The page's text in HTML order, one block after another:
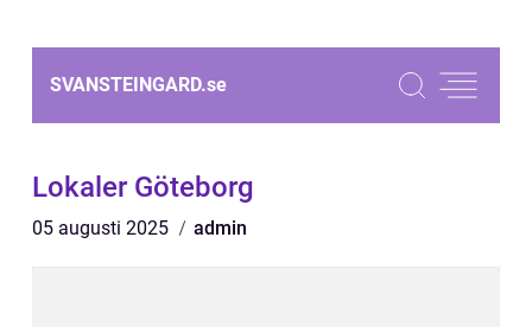
SVANSTEINGARD.se
Lokaler Göteborg
05 augusti 2025 admin